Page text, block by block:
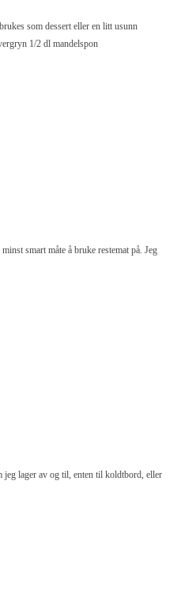
som dessert eller en litt usunn
1/2 dl mandelspon
smart måte å bruke restemat på. Jeg
jeg lager av og til, enten til koldtbord, eller